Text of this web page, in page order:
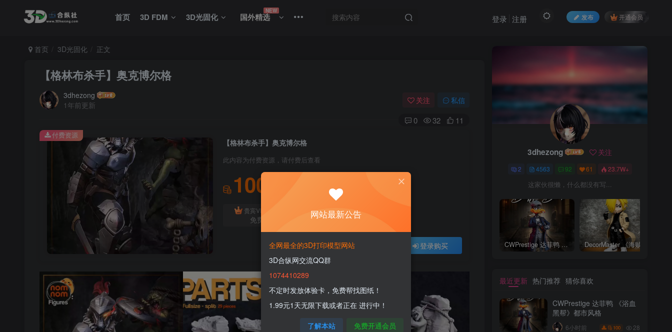
首页 3D FDM 3D光固化 国外精选
NEW
发布 开通会员
登录 注册
首页 3D光固化 正文
【格林布杀手】奥克博尔格
3dhezong
1年前更新
关注 私信
0 32 11
【格林布杀手】奥克博尔格
此内容为付费资源，请付费后查看
100
贵宾VIP会员
免费
体验会员免费
登录购买
付费资源
3dhezong 关注
2 4563 92 61 23.7W+
这家伙很懒，什么都没有写...
CWPrestige 达菲鸭 《浴血黑帮》都市风格
最近更新 热门推荐 猜你喜欢
CWPrestige 达菲鸭 《浴血
黑帮》都市风格
6小时前 100 28
3dhezong 关注
2 4563 92 61 23.7W+
这家伙很懒，什么都没有写...
网站最新公告
全网最全的3D打印模型网站
3D合纵网交流QQ群
1074410289
不定时发放体验卡，免费帮找图纸！
1.99元1天无限下载或者正在 进行中！
了解本站 免费开通会员